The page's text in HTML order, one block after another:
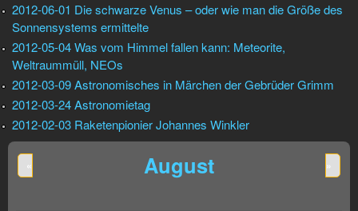
2012-06-01 Die schwarze Venus – oder wie man die Größe des
Sonnensystems ermittelte
2012-05-04 Was vom Himmel fallen kann: Meteorite,
Weltraummüll, NEOs
2012-03-09 Astronomisches in Märchen der Gebrüder Grimm
2012-03-24 Astronomietag
2012-02-03 Raketenpionier Johannes Winkler
August
« »